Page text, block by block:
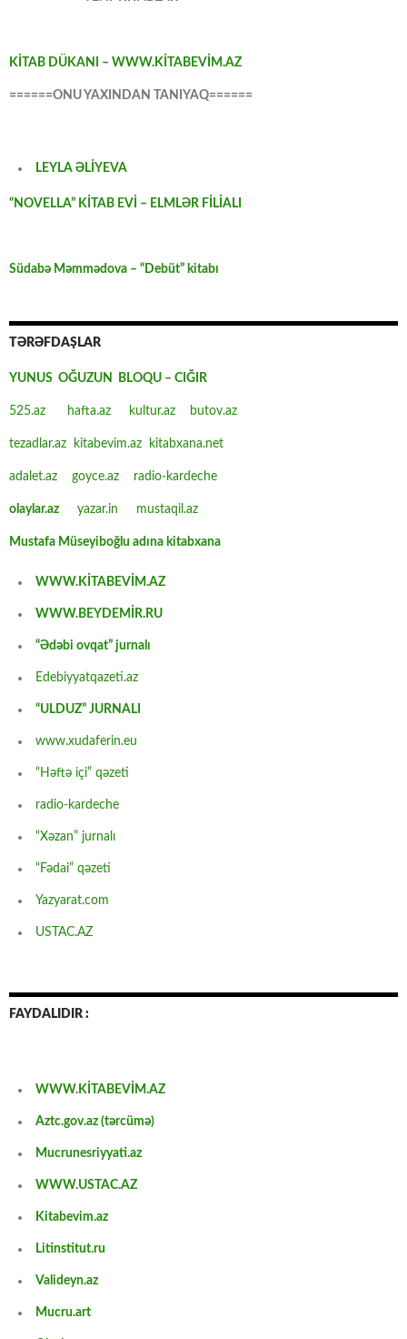
KİTAB DÜKANI – WWW.KİTABEVİM.AZ
======ONU YAXINDAN TANIYAQ======
LEYLA ƏLİYEVA
“NOVELLA” KİTAB EVİ – ELMLƏR FİLİALI
Südabə Məmmədova – “Debüt” kitabı
TƏRƏFDAŞLAR
YUNUS OĞUZUN BLOQU – CIĞIR
525.az hafta.az kultur.az butov.az
tezadlar.az kitabevim.az kitabxana.net
adalet.az goyce.az radio-kardeche
olaylar.az yazar.in mustaqil.az
Mustafa Müseyiboğlu adına kitabxana
WWW.KİTABEVİM.AZ
WWW.BEYDEMİR.RU
“Ədəbi ovqat” jurnalı
Edebiyyatqazeti.az
“ULDUZ” JURNALI
www.xudaferin.eu
“Həftə içi” qəzeti
radio-kardeche
“Xəzan” jurnalı
“Fədai” qəzeti
Yazyarat.com
USTAC.AZ
FAYDALIDIR :
WWW.KİTABEVİM.AZ
Aztc.gov.az (tərcümə)
Mucrunesriyyati.az
WWW.USTAC.AZ
Kitabevim.az
Litinstitut.ru
Valideyn.az
Mucru.art